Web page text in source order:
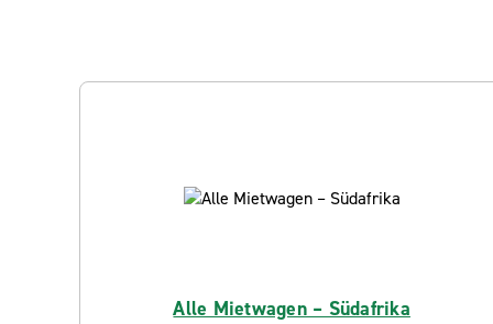
Alle Mietwagen – Südafrika